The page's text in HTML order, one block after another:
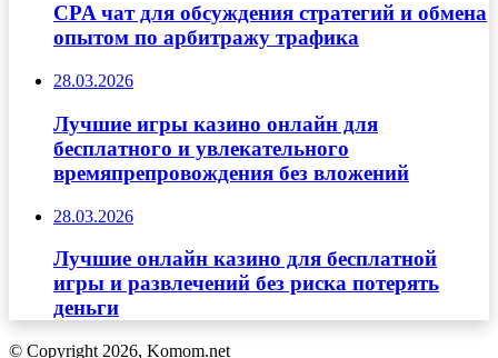
CPA чат для обсуждения стратегий и обмена
опытом по арбитражу трафика
28.03.2026
Лучшие игры казино онлайн для
бесплатного и увлекательного
времяпрепровождения без вложений
28.03.2026
Лучшие онлайн казино для бесплатной
игры и развлечений без риска потерять
деньги
© Copyright 2026, Komom.net